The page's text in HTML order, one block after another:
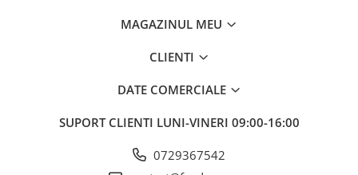
MAGAZINUL MEU
CLIENTI
DATE COMERCIALE
SUPORT CLIENTI LUNI-VINERI 09:00-16:00
0729367542